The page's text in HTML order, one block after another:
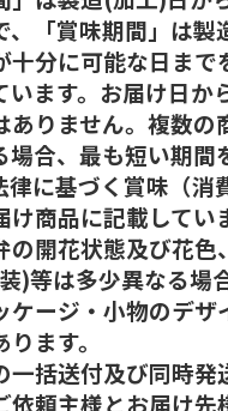
、「賞味期間」は製
十分に可能な日まで
います。お届け日か
ありません。複数の
場合、最も短い期間
律に基づく賞味（消
商品に記載してい
開花状態及び花色
)等は多少異なる場
ージ・小物のデザ
ます。
括送付及び同時発
依頼主様とお届け先